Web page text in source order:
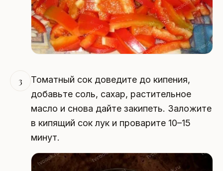
3
Томатный сок доведите до кипения,
добавьте соль, сахар, растительное
масло и снова дайте закипеть. Заложите
в кипящий сок лук и проварите 10–15
минут.